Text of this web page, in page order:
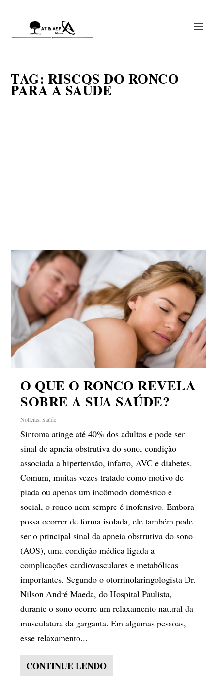
TAG: RISCOS DO RONCO
PARA A SAÚDE
O QUE O RONCO REVELA
SOBRE A SUA SAÚDE?
Notícias ,Saúde
Sintoma atinge até 40% dos adultos e pode ser
sinal de apneia obstrutiva do sono, condição
associada a hipertensão, infarto, AVC e diabetes.
Comum, muitas vezes tratado como motivo de
piada ou apenas um incômodo doméstico e
social, o ronco nem sempre é inofensivo. Embora
possa ocorrer de forma isolada, ele também pode
ser o principal sinal da apneia obstrutiva do sono
(AOS), uma condição médica ligada a
complicações cardiovasculares e metabólicas
importantes. Segundo o otorrinolaringologista Dr.
Nilson André Maeda, do Hospital Paulista,
durante o sono ocorre um relaxamento natural da
musculatura da garganta. Em algumas pessoas,
esse relaxamento...
CONTINUE LENDO